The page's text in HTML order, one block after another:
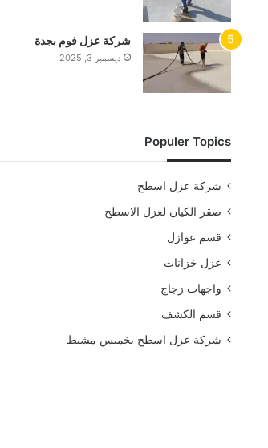
شركة عزل فوم بجدة
ديسمبر 3, 2025
Populer Topics
شركة عزل اسطح
صقر الكيان لعزل الاسطح
قسم عوازل
عزل خزانات
واجهات زجاج
قسم الكشف
شركة عزل اسطح بخميس مشيط